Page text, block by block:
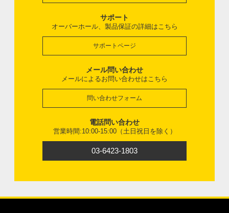
サポート
オーバーホール、製品保証の詳細はこちら
サポートページ
メール問い合わせ
メールによるお問い合わせはこちら
問い合わせフォーム
電話問い合わせ
営業時間:10:00-15:00（土日祝日を除く）
03-6423-1803